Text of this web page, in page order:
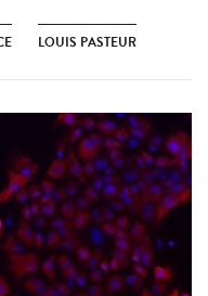
LOUIS PASTEUR